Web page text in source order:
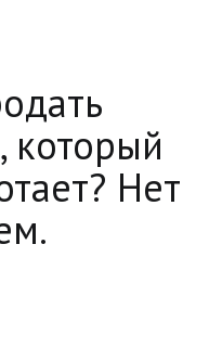
который
Нет